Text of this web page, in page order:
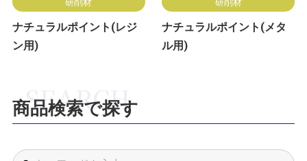
研削材
ナチュラルポイント(レジ
ン用)
研削材
ナチュラルポイント(メタ
ル用)
商品検索で探す